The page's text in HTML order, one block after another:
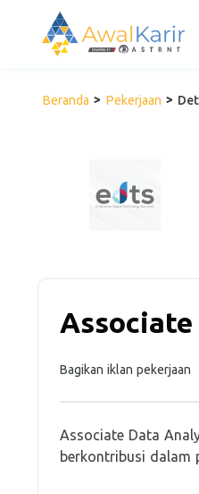
Beranda Pekerjaan
Bagikan iklan pekerjaan
Associate Data
berkontribusi dalam